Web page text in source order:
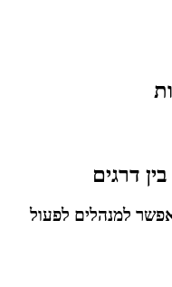
דרגים
למנהלים לפעול